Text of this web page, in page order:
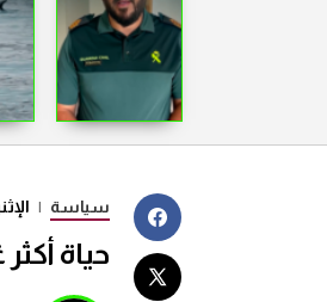
سياسة | الإثنين 23
حياة أكثر